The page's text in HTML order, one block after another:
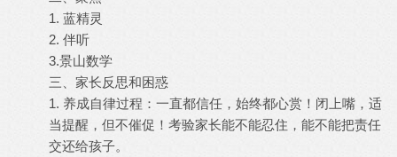
1. 蓝精灵
2. 伴听
3.景山数学
三、家长反思和困惑
1. 养成自律过程：一直都信任，始终都心赏！闭上嘴，适
当提醒，但不催促！考验家长能不能忍住，能不能把责任
交还给孩子。